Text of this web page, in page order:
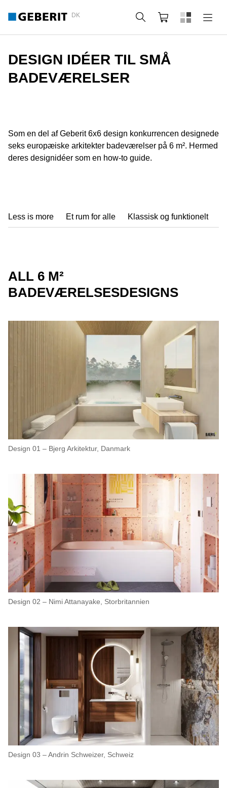
DK Søg Indkøbskurv
DESIGN IDÉER TIL SMÅ
BADEVÆRELSER
Som en del af Geberit 6x6 design konkurrencen designede
seks europæiske arkitekter badeværelser på 6 m². Hermed
deres designidéer som en how-to guide.
Less is more Et rum for alle Klassisk og funktionelt
ALL 6 M²
BADEVÆRELSESDESIGNS
Design 01 – Bjerg Arkitektur, Danmark
Design 02 – Nimi Attanayake, Storbritannien
Design 03 – Andrin Schweizer, Schweiz